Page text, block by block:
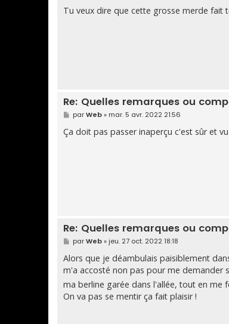
s
a
Tu veux dire que cette grosse merde fait
Re: Quelles remarques ou
M
e
s
s
parWeb» mar. 5 avr. 2022 21:56
Ça doit pas passer inaperçu c'est sûr et
Re: Quelles remarques ou
M
e
s
s
a
e
parWeb» jeu. 27 oct. 2022 18:18
Alors que je déambulais paisiblement
m'a accosté non pas pour me demander
ma berline garée dans l'allée, tout en
On va pas se mentir ça fait plaisir !